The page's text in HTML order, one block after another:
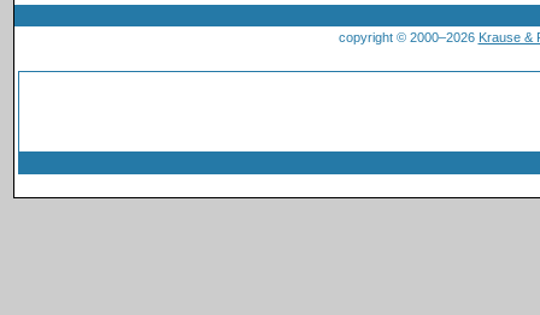
copyright © 2000–2026 Krause &